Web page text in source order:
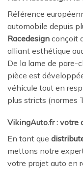
Référence
automobile depuis
Racedesign conçoit
alliant esthétique
De la lame de pare-
pièce est
véhicule tout en
plus stricts (normes
VikingAuto.fr : votre
En tant que
mettons notre
votre projet auto en